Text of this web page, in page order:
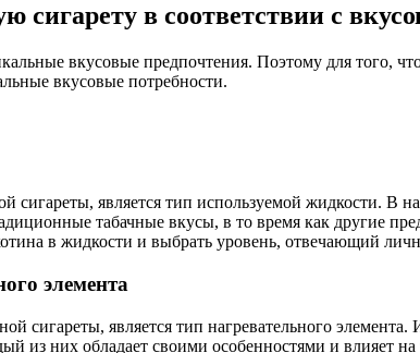
сигарету в соответствии с
вкусовые предпочтения. Поэтому для того,
вкусовые потребности.
является тип используемой жидкости. В
табачные вкусы, в то время как другие
в жидкости и выбрать уровень, отвечающий
элемента
является тип нагревательного
из них обладает своими особенностями и влияет